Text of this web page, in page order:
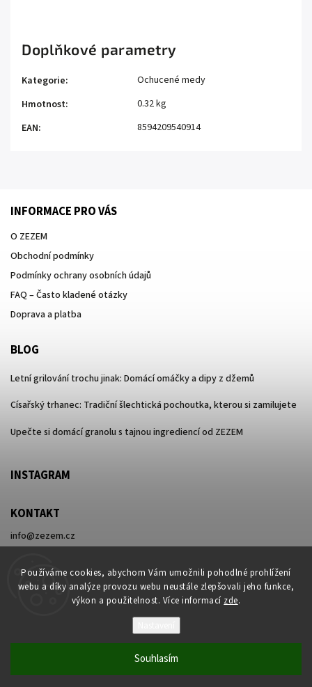
Používáme cookies, abychom Vám umožnili pohodlné prohlížení
webu a díky analýze provozu webu neustále zlepšovali jeho funkce,
výkon a použitelnost. Více informací zde.
Souhlasím
Doplňkové parametry
Kategorie:
Ochucené medy
Hmotnost:
0.32 kg
EAN: 8594209540914
INFORMACE PRO VÁS
O ZEZEM
Obchodní podmínky
Podmínky ochrany osobních údajů
FAQ – Často kladené otázky
Doprava a platba
BLOG
Letní grilování trochu jinak: Domácí omáčky a dipy z džemů
Císařský trhanec: Tradiční šlechtická pochoutka, kterou si zamilujete
Upečte si domácí granolu s tajnou ingrediencí od ZEZEM
INSTAGRAM
KONTAKT
info@zezem.cz
ZEZEM. Všechna práva vyhrazena.